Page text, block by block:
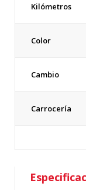
Kilómetros
Color
Cambio
Carrocería